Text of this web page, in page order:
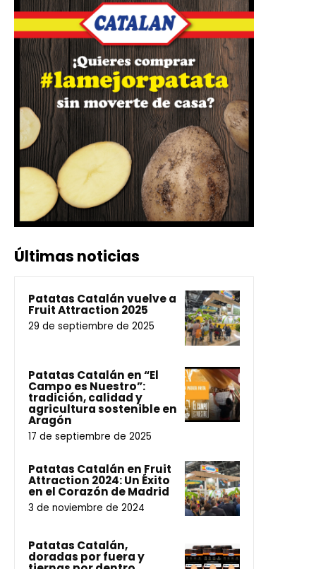
Últimas noticias
Patatas Catalán vuelve a
Fruit Attraction 2025
29 de septiembre de 2025
Patatas Catalán en “El
Campo es Nuestro”:
tradición, calidad y
agricultura sostenible en
Aragón
17 de septiembre de 2025
Patatas Catalán en Fruit
Attraction 2024: Un Éxito
en el Corazón de Madrid
3 de noviembre de 2024
Patatas Catalán,
doradas por fuera y